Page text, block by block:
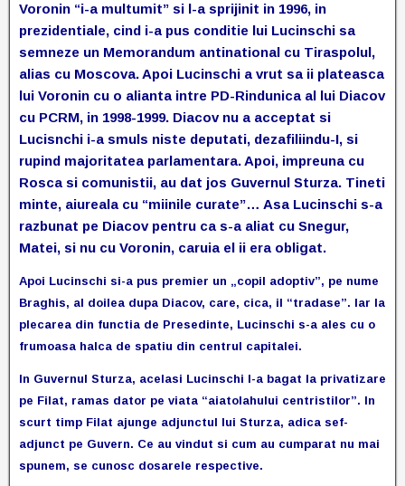
Voronin “i-a multumit” si l-a sprijinit in 1996, in
prezidentiale, cind i-a pus conditie lui Lucinschi sa
semneze un Memorandum antinational cu Tiraspolul,
alias cu Moscova. Apoi Lucinschi a vrut sa ii plateasca
lui Voronin cu o alianta intre PD-Rindunica al lui Diacov
cu PCRM, in 1998-1999. Diacov nu a acceptat si
Lucisnchi i-a smuls niste deputati, dezafiliindu-I, si
rupind majoritatea parlamentara. Apoi, impreuna cu
Rosca si comunistii, au dat jos Guvernul Sturza. Tineti
minte, aiureala cu “miinile curate”… Asa Lucinschi s-a
razbunat pe Diacov pentru ca s-a aliat cu Snegur,
Matei, si nu cu Voronin, caruia el ii era obligat.
Apoi Lucinschi si-a pus premier un „copil adoptiv”, pe nume
Braghis, al doilea dupa Diacov, care, cica, il “tradase”. Iar la
plecarea din functia de Presedinte, Lucinschi s-a ales cu o
frumoasa halca de spatiu din centrul capitalei.
In Guvernul Sturza, acelasi Lucinschi l-a bagat la privatizare
pe Filat, ramas dator pe viata “aiatolahului centristilor”. In
scurt timp Filat ajunge adjunctul lui Sturza, adica sef-
adjunct pe Guvern. Ce au vindut si cum au cumparat nu mai
spunem, se cunosc dosarele respective.